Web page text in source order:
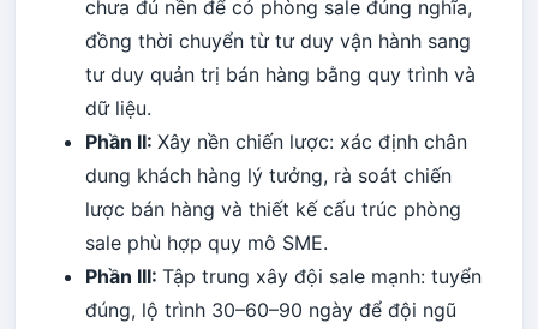
chưa đủ nền để có phòng sale đúng nghĩa,
đồng thời chuyển từ tư duy vận hành sang
tư duy quản trị bán hàng bằng quy trình và
dữ liệu.
Phần II: Xây nền chiến lược: xác định chân
dung khách hàng lý tưởng, rà soát chiến
lược bán hàng và thiết kế cấu trúc phòng
sale phù hợp quy mô SME.
Phần III: Tập trung xây đội sale mạnh: tuyển
đúng, lộ trình 30–60–90 ngày để đội ngũ